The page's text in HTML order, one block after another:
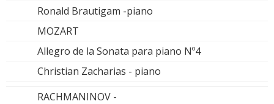
Ronald Brautigam -piano
MOZART
Allegro de la Sonata para piano Nº4
Christian Zacharias - piano
RACHMANINOV -